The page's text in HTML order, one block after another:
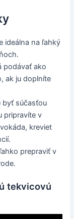
ideálna na ľahký
podávať ako
ak ju doplníte
byť súčasťou
pripravíte v
kreviet
prepraviť v
tekvicovú